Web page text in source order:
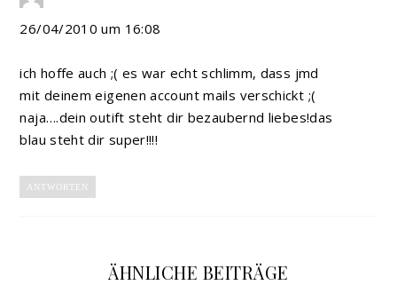
26/04/2010 um 16:08
ich hoffe auch ;( es war echt schlimm, dass jmd
mit deinem eigenen account mails verschickt ;(
naja….dein outift steht dir bezaubernd liebes!das
blau steht dir super!!!!
ANTWORTEN
ÄHNLICHE BEITRÄGE